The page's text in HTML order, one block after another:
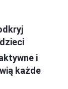
i
każde